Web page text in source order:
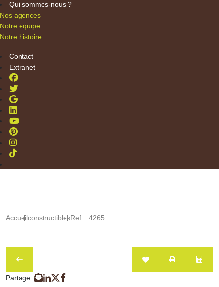
Qui sommes-nous ?
Nos agences
Notre équipe
Notre histoire
Contact
Extranet
AccueilconstructiblesRef. : 4265
Partage :